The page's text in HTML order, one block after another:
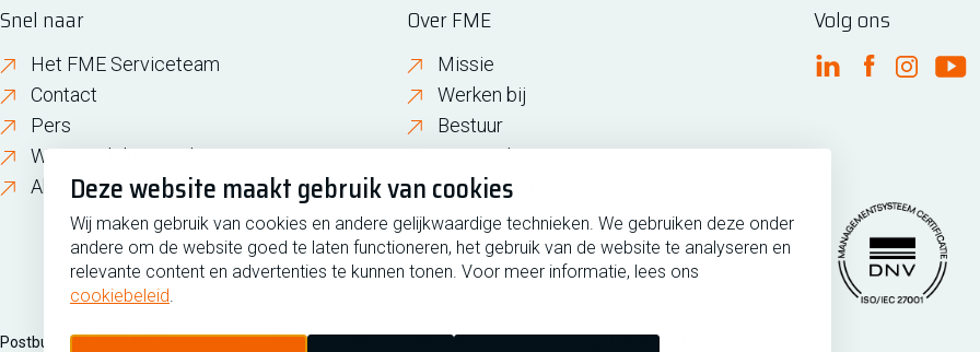
Deze website maakt gebruik van cookies
Wij maken gebruik van cookies en andere gelijkwaardige technieken. We gebruiken deze onder
andere om de website goed te laten functioneren, het gebruik van de website te analyseren en
relevante content en advertenties te kunnen tonen. Voor meer informatie, lees ons
cookiebeleid.
Snel naar
Het FME Serviceteam
Contact
Pers
Wijzigen lidmaatschap
About FME
Over FME
Missie
Werken bij
Bestuur
FME in de regio
Geschiedenis
Volg ons
FME Linkedin
FMEFME
Postbus 190, 2700 AD Zoetermeer Zilverstraat 69, 2718 RP Zoetermeer Copyright 2026 @ FME